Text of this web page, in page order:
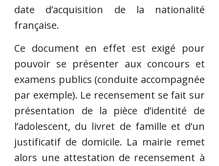
date d’acquisition de la nationalité
française.
Ce document en effet est exigé pour
pouvoir se présenter aux concours et
examens publics (conduite accompagnée
par exemple). Le recensement se fait sur
présentation de la pièce d’identité de
l’adolescent, du livret de famille et d’un
justificatif de domicile. La mairie remet
alors une attestation de recensement à